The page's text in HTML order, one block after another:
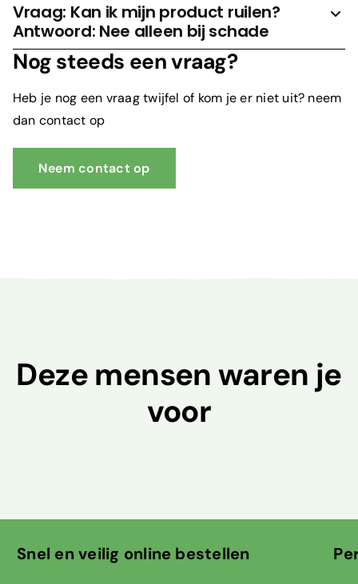
Vraag: Kan ik mijn product ruilen?
Antwoord: Nee alleen bij schade
Nog steeds een vraag?
Heb je nog een vraag twijfel of kom je er niet uit? neem
dan contact op
Neem contact op
Deze mensen waren je
voor
online bestellen Persoonlijk